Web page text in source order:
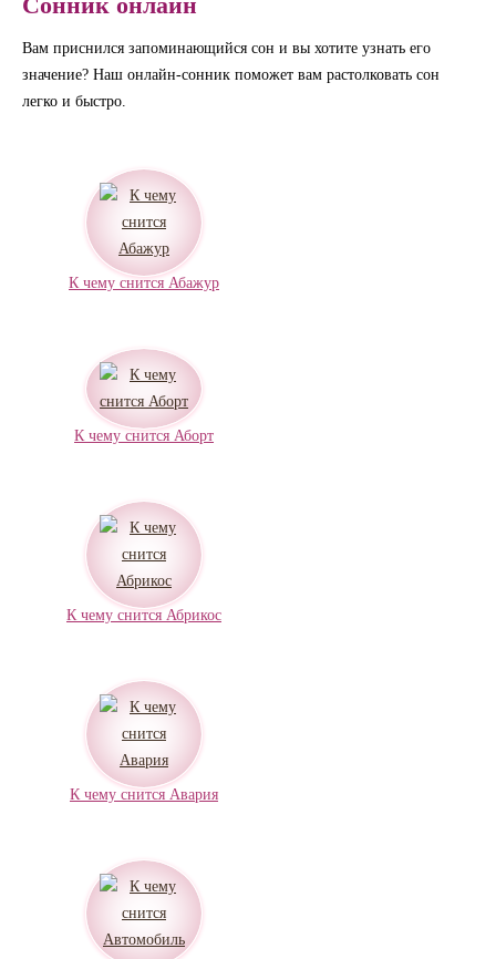
Вам приснился запоминающийся сон и вы хотите узнать его
значение? Наш онлайн-сонник поможет вам растолковать сон
легко и быстро.
К чему снится Абажур
К чему снится Аборт
К чему снится Абрикос
К чему снится Авария